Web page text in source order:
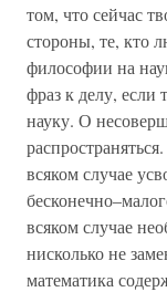
том, что сейчас
стороны, те, кто
философии на
фраз к делу, если
науку. О
всяком случае
всяком случае
нисколько не
математика